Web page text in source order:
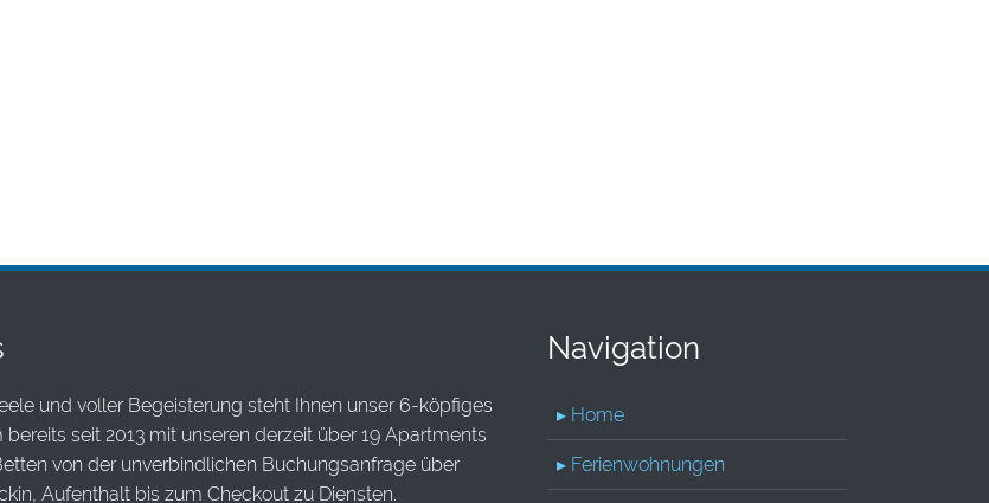
und voller Begeisterung steht Ihnen unser 6-köpfiges
seit 2013 mit unseren derzeit über 19 Apartments
von der unverbindlichen Buchungsanfrage über
Aufenthalt bis zum Checkout zu Diensten.
Navigation
▸ Home
▸ Ferienwohnungen